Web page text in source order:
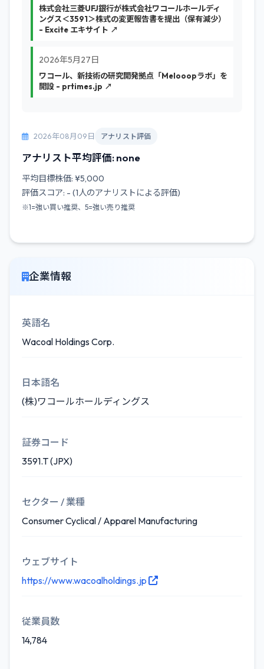
株式会社三菱UFJ銀行が株式会社ワコールホールディ
ングス＜3591＞株式の変更報告書を提出（保有減少）
- Excite エキサイト ↗
2026年5月27日
ワコール、新技術の研究開発拠点「Melooopラボ」を
開設 - prtimes.jp ↗
2026年08月09日 アナリスト評価
アナリスト平均評価: none
平均目標株価: ¥5,000
評価スコア: - (1人のアナリストによる評価)
※1=強い買い推奨、5=強い売り推奨
企業情報
英語名
Wacoal Holdings Corp.
日本語名
(株)ワコールホールディングス
証券コード
3591.T (JPX)
セクター / 業種
Consumer Cyclical / Apparel Manufacturing
ウェブサイト
https://www.wacoalholdings.jp
従業員数
14,784